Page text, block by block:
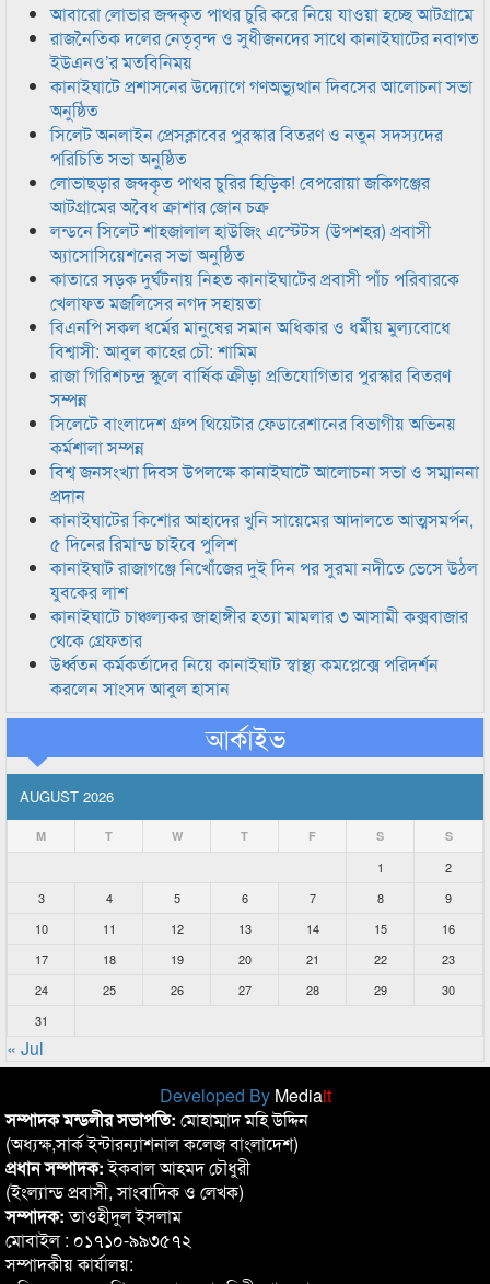
আবারো লোভার জব্দকৃত পাথর চুরি করে নিয়ে যাওয়া হচ্ছে আটগ্রামে
রাজনৈতিক দলের নেতৃবৃন্দ ও সুধীজনদের সাথে কানাইঘাটের নবাগত
ইউএনও’র মতবিনিময়
কানাইঘাটে প্রশাসনের উদ্যোগে গণঅভ্যুত্থান দিবসের আলোচনা সভা
অনুষ্ঠিত
সিলেট অনলাইন প্রেসক্লাবের পুরস্কার বিতরণ ও নতুন সদস্যদের
পরিচিতি সভা অনুষ্ঠিত
লোভাছড়ার জব্দকৃত পাথর চুরির হিড়িক! বেপরোয়া জকিগঞ্জের
আটগ্রামের অবৈধ ক্রাশার জোন চক্র
লন্ডনে সিলেট শাহজালাল হাউজিং এস্টেটস (উপশহর) প্রবাসী
অ্যাসোসিয়েশনের সভা অনুষ্ঠিত
কাতারে সড়ক দুর্ঘটনায় নিহত কানাইঘাটের প্রবাসী পাঁচ পরিবারকে
খেলাফত মজলিসের নগদ সহায়তা
বিএনপি সকল ধর্মের মানুষের সমান অধিকার ও ধর্মীয় মুল্যবোধে
বিশ্বাসী: আবুল কাহের চৌ: শামিম
রাজা গিরিশচন্দ্র স্কুলে বার্ষিক ক্রীড়া প্রতিযোগিতার পুরস্কার বিতরণ
সম্পন্ন
সিলেটে বাংলাদেশ গ্রুপ থিয়েটার ফেডারেশানের বিভাগীয় অভিনয়
কর্মশালা সম্পন্ন
বিশ্ব জনসংখ্যা দিবস উপলক্ষে কানাইঘাটে আলোচনা সভা ও সম্মাননা
প্রদান
কানাইঘাটের কিশোর আহাদের খুনি সায়েমের আদালতে আত্মসমর্পন,
৫ দিনের রিমান্ড চাইবে পুলিশ
কানাইঘাট রাজাগঞ্জে নিখোঁজের দুই দিন পর সুরমা নদীতে ভেসে উঠল
যুবকের লাশ
কানাইঘাটে চাঞ্চল্যকর জাহাঙ্গীর হত্যা মামলার ৩ আসামী কক্সবাজার
থেকে গ্রেফতার
উর্ধ্বতন কর্মকর্তাদের নিয়ে কানাইঘাট স্বাস্থ্য কমপ্লেক্সে পরিদর্শন
করলেন সাংসদ আবুল হাসান
আর্কাইভ
AUGUST 2026
M T W T F S S
1
2
3
4 5 6 7 8
9
10
11 12 13 14 15
16
17
18 19 20 21 22
23
24
25 26 27 28 29
30
31
« Jul
Developed By Mediait
সম্পাদক মন্ডলীর সভাপতি: মোহাম্মাদ মহি উদ্দিন
(অধ্যক্ষ,সার্ক ইন্টারন্যাশনাল কলেজ বাংলাদেশ)
প্রধান সম্পাদক:ইকবাল আহমদ চৌধুরী
(ইংল্যান্ড প্রবাসী, সাংবাদিক ও লেখক)
সম্পাদক:তাওহীদুল ইসলাম
মোবাইল : ০১৭১০-৯৯৩৫৭২
সম্পাদকীয় কার্যালয়: